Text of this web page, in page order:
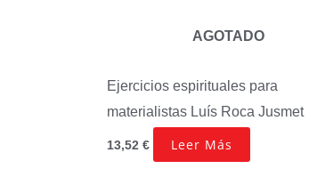
AGOTADO
Ejercicios espirituales para
materialistas Luís Roca Jusmet
13,52 € Leer Más